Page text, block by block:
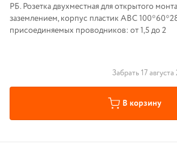
РБ. Розетка двухместная для открытого
заземлением, корпус пластик ABC
присоединяемых проводников: от 1,5 до 2
Забрать 17 августа
В корзину